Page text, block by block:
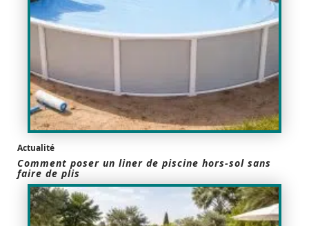
Actualité
Comment poser un liner de piscine hors-sol sans
faire de plis